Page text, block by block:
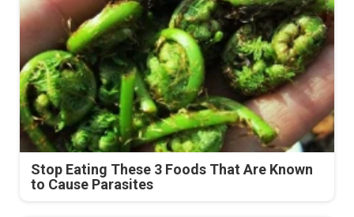
Stop Eating These 3 Foods That Are Known
to Cause Parasites